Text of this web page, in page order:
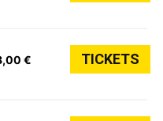
€ TICKETS